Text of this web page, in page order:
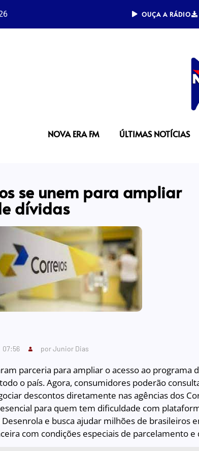
OUÇA A RÁDIO
NOVA ERA FM ÚLTIMAS NOTÍCIAS
se unem para ampliar
dívidas
07:56 porJunior Dias
parceria para ampliar o acesso ao programa
o país. Agora, consumidores poderão
descontos diretamente nas agências dos
para quem tem dificuldade com
e busca ajudar milhões de brasileiros
com condições especiais de parcelamento e